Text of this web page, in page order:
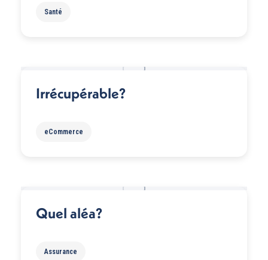
Santé
Irrécupérable?
eCommerce
Quel aléa?
Assurance